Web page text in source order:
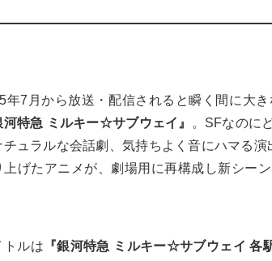
年7月から放送・配信されると瞬く間に大
河特急 ミルキー☆サブウェイ』
。SFなのに
チュラルな会話劇、気持ちよく音にハマる
上げたアニメが、劇場用に再構成し新シー
トルは 『銀河特急 ミルキー☆サブウェイ 各